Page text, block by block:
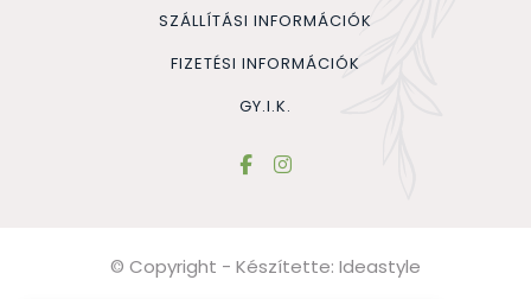
SZÁLLÍTÁSI INFORMÁCIÓK
FIZETÉSI INFORMÁCIÓK
GY.I.K.
© Copyright - Készítette: Ideastyle